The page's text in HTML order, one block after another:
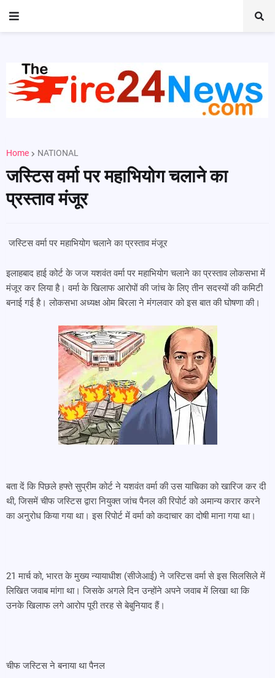
Home NATIONAL
जस्टिस वर्मा पर महाभियोग चलाने का
प्रस्ताव मंजूर
जस्टिस वर्मा पर महाभियोग चलाने का प्रस्ताव मंजूर
इलाहबाद हाई कोर्ट के जज यशवंत वर्मा पर महाभियोग चलाने का प्रस्ताव लोकसभा में
मंजूर कर लिया है। वर्मा के खिलाफ आरोपों की जांच के लिए तीन सदस्यों की कमिटी
बनाई गई है। लोकसभा अध्यक्ष ओम बिरला ने मंगलवार को इस बात की घोषणा की।
बता दें कि पिछले हफ्ते सुप्रीम कोर्ट ने यशवंत वर्मा की उस याचिका को खारिज कर दी
थी, जिसमें चीफ जस्टिस द्वारा नियुक्त जांच पैनल की रिपोर्ट को अमान्य करार करने
का अनुरोध किया गया था। इस रिपोर्ट में वर्मा को कदाचार का दोषी माना गया था।
21 मार्च को, भारत के मुख्य न्यायाधीश (सीजेआई) ने जस्टिस वर्मा से इस सिलसिले में
लिखित जवाब मांगा था। जिसके अगले दिन उन्होंने अपने जवाब में लिखा था कि
उनके खिलाफ लगे आरोप पूरी तरह से बेबुनियाद हैं।
चीफ जस्टिस ने बनाया था पैनल